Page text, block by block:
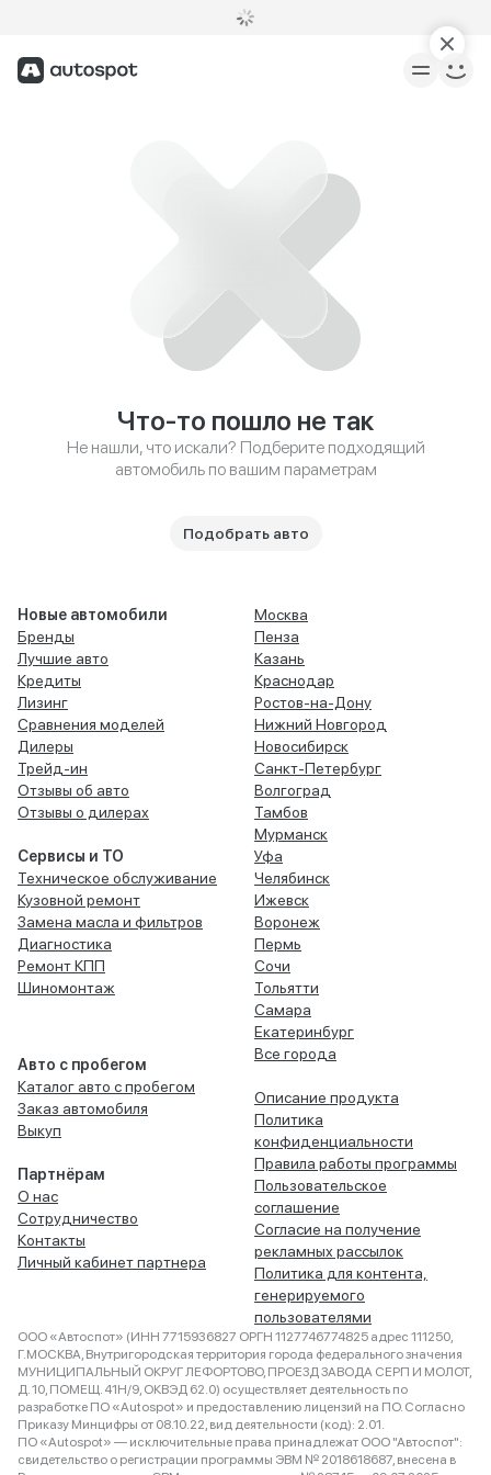
Что-то пошло не так
Не нашли, что искали? Подберите подходящий
автомобиль по вашим параметрам
Подобрать авто
Новые автомобили
Бренды
Лучшие авто
Кредиты
Лизинг
Сравнения моделей
Дилеры
Трейд-ин
Отзывы об авто
Отзывы о дилерах
Сервисы и ТО
Техническое обслуживание
Кузовной ремонт
Замена масла и фильтров
Диагностика
Ремонт КПП
Шиномонтаж
Авто с пробегом
Каталог авто с пробегом
Заказ автомобиля
Выкуп
Партнёрам
О нас
Сотрудничество
Контакты
Личный кабинет партнера
Москва
Пенза
Казань
Краснодар
Ростов-на-Дону
Нижний Новгород
Новосибирск
Санкт-Петербург
Волгоград
Тамбов
Мурманск
Уфа
Челябинск
Ижевск
Воронеж
Пермь
Сочи
Тольятти
Самара
Екатеринбург
Все города
Описание продукта
Политика
конфиденциальности
Правила работы программы
Пользовательское
соглашение
Согласие на получение
рекламных рассылок
Политика для контента,
генерируемого
пользователями
ООО «Автоспот» (ИНН 7715936827 ОРГН 1127746774825 адрес 111250,
Г.МОСКВА, Внутригородская территория города федерального значения
МУНИЦИПАЛЬНЫЙ ОКРУГ ЛЕФОРТОВО, ПРОЕЗД ЗАВОДА СЕРП И МОЛОТ,
Д. 10, ПОМЕЩ. 41Н/9, ОКВЭД 62.0) осуществляет деятельность по
разработке ПО «Autospot» и предоставлению лицензий на ПО. Согласно
Приказу Минцифры от 08.10.22, вид деятельности (код): 2.01.
ПО «Autospot» — исключительные права принадлежат ООО "Автоспот":
свидетельство о регистрации программы ЭВМ № 2018618687, внесена в